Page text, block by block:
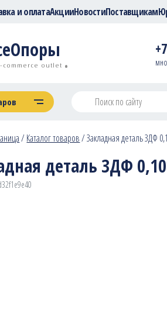
и оплатаАкцииНовостиПоставщикам
commerce outlet
/Каталог товаров/Закладная деталь ЗДФ
деталь ЗДФ